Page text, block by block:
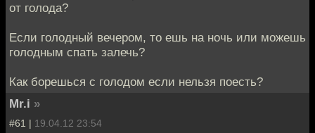
от голода?
Если голодный вечером, то ешь на ночь или можешь
голодным спать залечь?
Как борешься с голодом если нельзя поесть?
Mr.i »
#61 | 19.04.12 23:54